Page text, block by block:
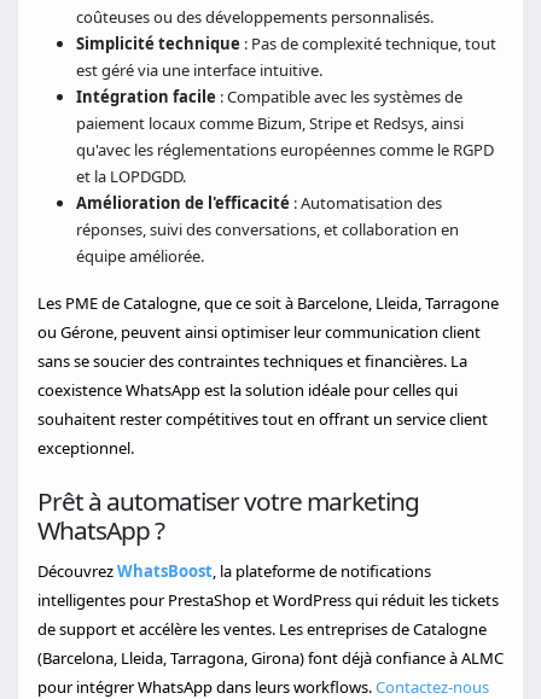
coûteuses ou des développements personnalisés.
Simplicité technique : Pas de complexité technique, tout
est géré via une interface intuitive.
Intégration facile : Compatible avec les systèmes de
paiement locaux comme Bizum, Stripe et Redsys, ainsi
qu'avec les réglementations européennes comme le RGPD
et la LOPDGDD.
Amélioration de l'efficacité : Automatisation des
réponses, suivi des conversations, et collaboration en
équipe améliorée.
Les PME de Catalogne, que ce soit à Barcelone, Lleida, Tarragone
ou Gérone, peuvent ainsi optimiser leur communication client
sans se soucier des contraintes techniques et financières. La
coexistence WhatsApp est la solution idéale pour celles qui
souhaitent rester compétitives tout en offrant un service client
exceptionnel.
Prêt à automatiser votre marketing
WhatsApp ?
DécouvrezWhatsBoost, la plateforme de notifications
intelligentes pour PrestaShop et WordPress qui réduit les tickets
de support et accélère les ventes. Les entreprises de Catalogne
(Barcelona, Lleida, Tarragona, Girona) font déjà confiance à ALMC
pour intégrer WhatsApp dans leurs workflows.Contactez-nous